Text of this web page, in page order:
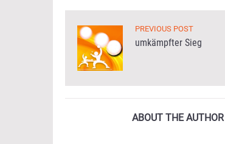
PREVIOUS POST
umkämpfter Sieg
ABOUT THE AUTHOR